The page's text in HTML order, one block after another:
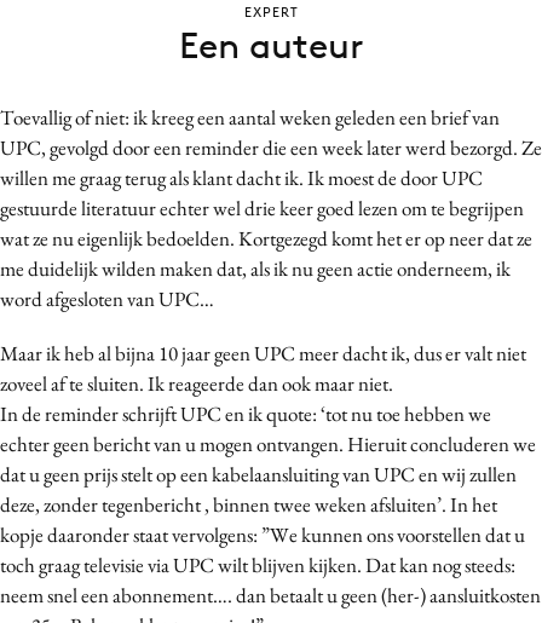
Contentmarketing
Craft
Customer Experience
Data & Insights
Design
Digital transformation
Diversiteit
Effectiviteit
Gedragsverandering
Influencer marketing
Interne communicatie
Martech
Media
Merkstrategie
Toevallig of niet: ik kreeg een aantal weken geleden een brief van
UPC, gevolgd door een reminder die een week later werd bezorgd. Ze
willen me graag terug als klant dacht ik. Ik moest de door UPC
gestuurde literatuur echter wel drie keer goed lezen om te begrijpen
wat ze nu eigenlijk bedoelden. Kortgezegd komt het er op neer dat ze
me duidelijk wilden maken dat, als ik nu geen actie onderneem, ik
word afgesloten van UPC…
Maar ik heb al bijna 10 jaar geen UPC meer dacht ik, dus er valt niet
zoveel af te sluiten. Ik reageerde dan ook maar niet.
In de reminder schrijft UPC en ik quote: ‘tot nu toe hebben we
echter geen bericht van u mogen ontvangen. Hieruit concluderen we
dat u geen prijs stelt op een kabelaansluiting van UPC en wij zullen
deze, zonder tegenbericht , binnen twee weken afsluiten’. In het
kopje daaronder staat vervolgens: ”We kunnen ons voorstellen dat u
toch graag televisie via UPC wilt blijven kijken. Dat kan nog steeds:
neem snel een abonnement…. dan betaalt u geen (her-) aansluitkosten
EXPERT
Een auteur